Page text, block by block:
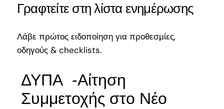
Γραφτείτε στη λίστα ενημέρωσης
Λάβε πρώτος ειδοποίηση για προθεσμίες,
οδηγούς & checklists.